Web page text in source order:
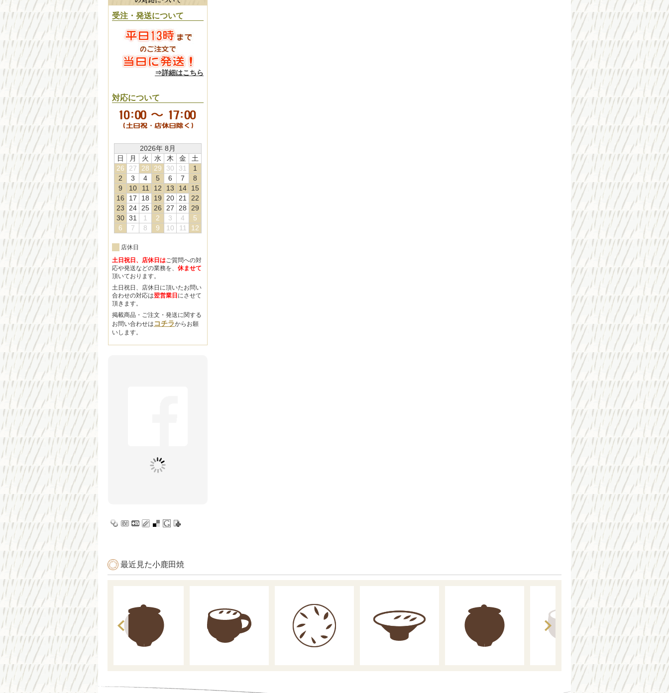
受注・発送について
⇒詳細はこちら
対応について
2026年 8月
日
月 火 水 木 金
土
26
27 28 29 30 31
1
2
3 4 5 6 7
8
9
10 11 12 13 14
15
16
17 18 19 20 21
22
23
24 25 26 27 28
29
30 31 1 2 3 4
5
6
7 8 9 10 11 12
店休日
土日祝日、店休日はご質問への対
応や発送などの業務を、 休ませて
頂いております。
土日祝日、店休日に頂いたお問い
合わせの対応は翌営業日 にさせて
頂きます。
掲載商品・ご注文・発送に関する
お問い合わせは コチラからお願
いします。
最近見た小鹿田焼